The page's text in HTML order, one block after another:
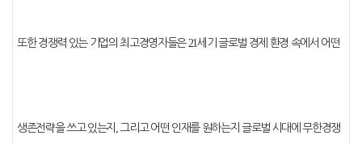
또한 경쟁력 있는 기업의 최고경영자들은21세기 글로벌 경제 환경 속에서 어떤
생존전략을 쓰고 있는지 ,그리고 어떤 인재를 원하는지 글로벌 시대에 무한경쟁